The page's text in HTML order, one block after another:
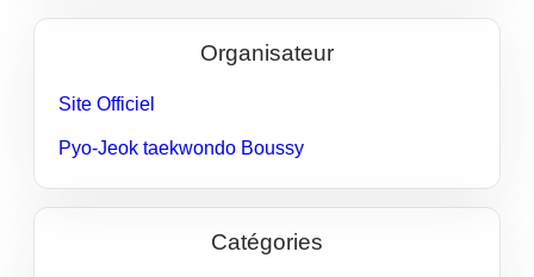
Organisateur
Site Officiel
Pyo-Jeok taekwondo Boussy
Catégories